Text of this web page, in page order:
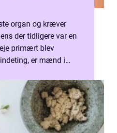
organ og kræver
der tidligere var en
primært blev
er mænd i